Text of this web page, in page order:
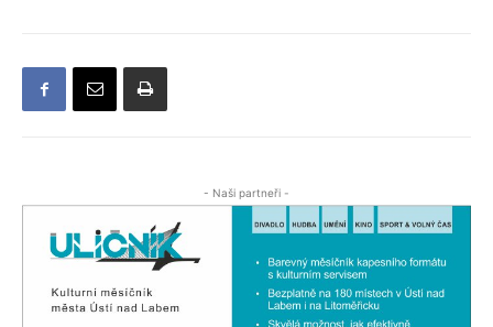
- Naši partneři -